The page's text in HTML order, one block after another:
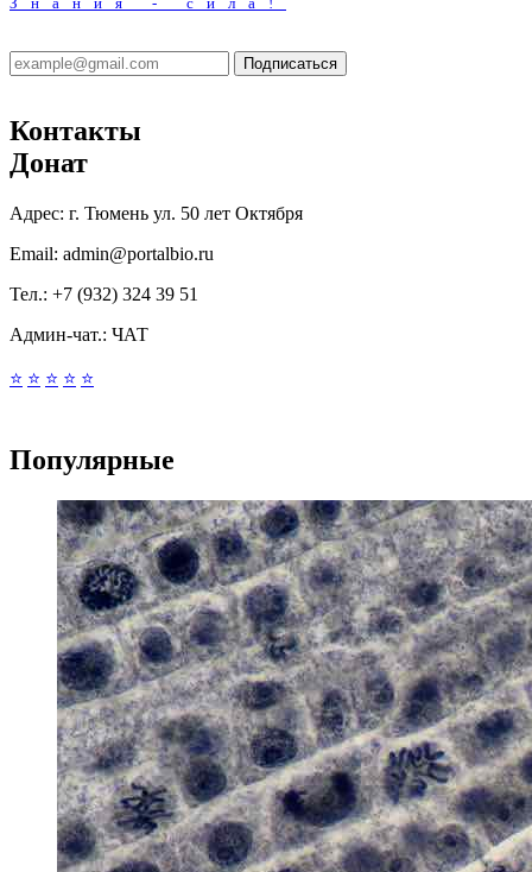
Подписаться
Контакты
Донат
Адрес: г. Тюмень ул. 50 лет Октября
Email: admin@portalbio.ru
Тел.: +7 (932) 324 39 51
Админ-чат.: ЧАТ
⭐ ⭐ ⭐ ⭐ ⭐
Популярные